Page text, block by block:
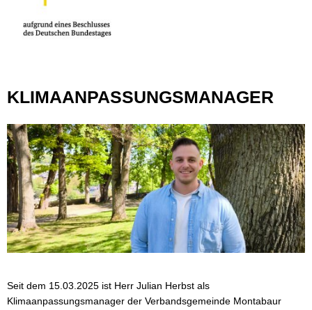
KLIMAANPASSUNGSMANAGER
Seit dem 15.03.2025 ist Herr Julian Herbst als
Klimaanpassungsmanager der Verbandsgemeinde Montabaur